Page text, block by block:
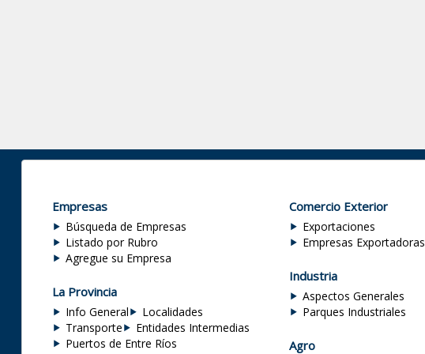
Empresas
Búsqueda de Empresas
Listado por Rubro
Agregue su Empresa
La Provincia
Info General
Localidades
Transporte
Entidades Intermedias
Puertos de Entre Ríos
Comercio Exterior
Exportaciones
Empresas Exportadoras
Industria
Aspectos Generales
Parques Industriales
Agro